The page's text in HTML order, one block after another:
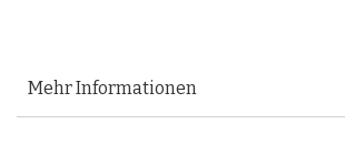
Mehr Informationen